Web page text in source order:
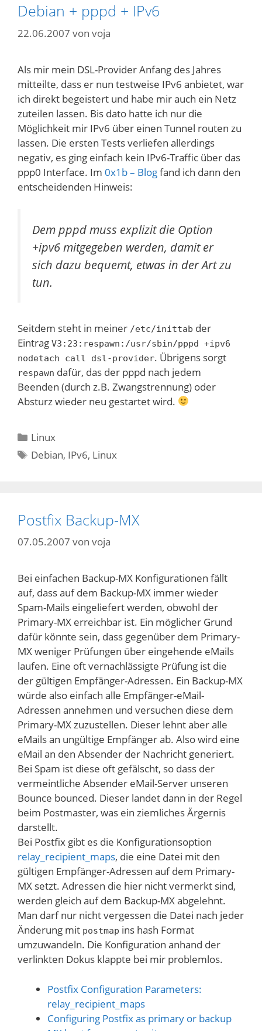
Debian + pppd + IPv6
22.06.2007 von voja
Als mir mein DSL-Provider Anfang des Jahres
mitteilte, dass er nun testweise IPv6 anbietet, war
ich direkt begeistert und habe mir auch ein Netz
zuteilen lassen. Bis dato hatte ich nur die
Möglichkeit mir IPv6 über einen Tunnel routen zu
lassen. Die ersten Tests verliefen allerdings
negativ, es ging einfach kein IPv6-Traffic über das
ppp0 Interface. Im 0x1b – Blogfand ich dann den
entscheidenden Hinweis:
Dem pppd muss explizit die Option
+ipv6 mitgegeben werden, damit er
sich dazu bequemt, etwas in der Art zu
tun.
Seitdem steht in meiner /etc/inittab der
Eintrag V3:23:respawn:/usr/sbin/pppd +ipv6
nodetach call dsl-provider. Übrigens sorgt
respawn dafür, das der pppd nach jedem
Beenden (durch z.B. Zwangstrennung) oder
Absturz wieder neu gestartet wird.
Kategorien
Linux
Schlagwörter
Debian, IPv6, Linux
Postfix Backup-MX
07.05.2007 von voja
Bei einfachen Backup-MX Konfigurationen fällt
auf, dass auf dem Backup-MX immer wieder
Spam-Mails eingeliefert werden, obwohl der
Primary-MX erreichbar ist. Ein möglicher Grund
dafür könnte sein, dass gegenüber dem Primary-
MX weniger Prüfungen über eingehende eMails
laufen. Eine oft vernachlässigte Prüfung ist die
der gültigen Empfänger-Adressen. Ein Backup-MX
würde also einfach alle Empfänger-eMail-
Adressen annehmen und versuchen diese dem
Primary-MX zuzustellen. Dieser lehnt aber alle
eMails an ungültige Empfänger ab. Also wird eine
eMail an den Absender der Nachricht generiert.
Bei Spam ist diese oft gefälscht, so dass der
vermeintliche Absender eMail-Server unseren
Bounce bounced. Dieser landet dann in der Regel
beim Postmaster, was ein ziemliches Ärgernis
darstellt.
Bei Postfix gibt es die Konfigurationsoption
relay_recipient_maps, die eine Datei mit den
gültigen Empfänger-Adressen auf dem Primary-
MX setzt. Adressen die hier nicht vermerkt sind,
werden gleich auf dem Backup-MX abgelehnt.
Man darf nur nicht vergessen die Datei nach jeder
Änderung mit postmap ins hash Format
umzuwandeln. Die Konfiguration anhand der
verlinkten Dokus klappte bei mir problemlos.
Postfix Configuration Parameters:
relay_recipient_maps
Configuring Postfix as primary or backup